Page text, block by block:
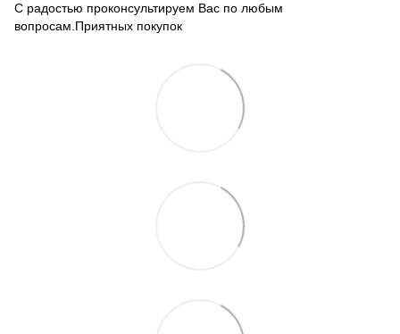
С радостью проконсультируем Вас по любым
вопросам.Приятных покупок